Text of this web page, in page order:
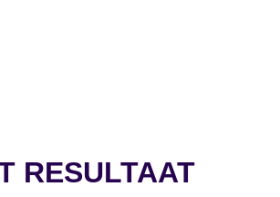
RESULTAAT